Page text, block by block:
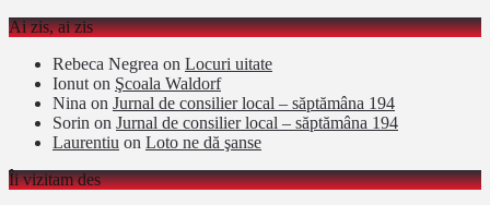
Ai zis, ai zis
Rebeca Negrea on Locuri uitate
Ionut on Şcoala Waldorf
Nina on Jurnal de consilier local – săptămâna 194
Sorin on Jurnal de consilier local – săptămâna 194
Laurentiu on Loto ne dă şanse
Îi vizitam des